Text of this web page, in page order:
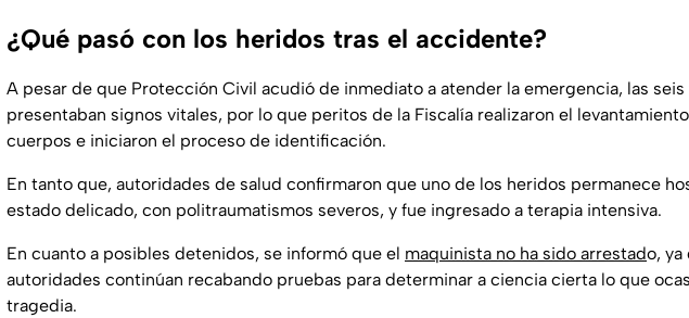
¿Qué pasó con los heridos tras el accidente?
A pesar de que Protección Civil acudió de inmediato a atender la emergencia, las
presentaban signos vitales, por lo que peritos de la Fiscalía realizaron el
cuerpos e iniciaron el proceso de identificación.
En tanto que, autoridades de salud confirmaron que uno de los heridos permanece
estado delicado, con politraumatismos severos, y fue ingresado a terapia intensiva.
En cuanto a posibles detenidos, se informó que el maquinista no ha sido arrestado, ya
autoridades continúan recabando pruebas para determinar a ciencia cierta lo que
tragedia.